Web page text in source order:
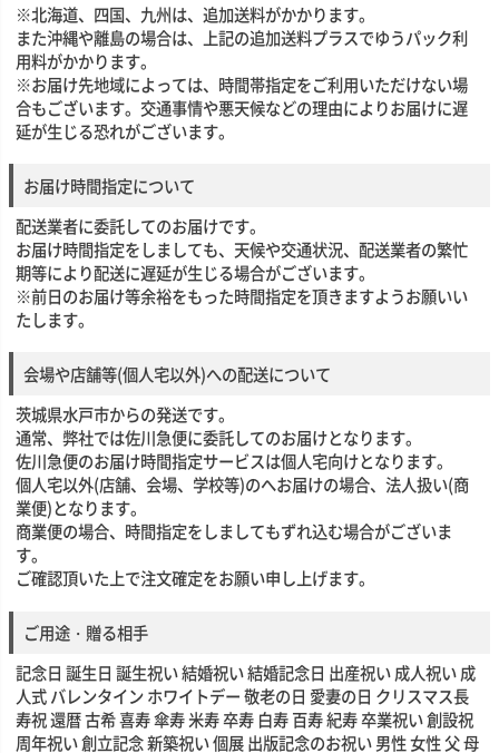
※北海道、四国、九州は、追加送料がかかります。
また沖縄や離島の場合は、上記の追加送料プラスでゆうパック利
用料がかかります。
※お届け先地域によっては、時間帯指定をご利用いただけない場
合もございます。交通事情や悪天候などの理由によりお届けに遅
延が生じる恐れがございます。
お届け時間指定について
配送業者に委託してのお届けです。
お届け時間指定をしましても、天候や交通状況、配送業者の繁忙
期等により配送に遅延が生じる場合がございます。
※前日のお届け等余裕をもった時間指定を頂きますようお願いい
たします。
会場や店舗等(個人宅以外)への配送について
茨城県水戸市からの発送です。
通常、弊社では佐川急便に委託してのお届けとなります。
佐川急便のお届け時間指定サービスは個人宅向けとなります。
個人宅以外(店舗、会場、学校等)のへお届けの場合、法人扱い(商
業便)となります。
商業便の場合、時間指定をしましてもずれ込む場合がございま
す。
ご確認頂いた上で注文確定をお願い申し上げます。
ご用途・贈る相手
記念日 誕生日 誕生祝い 結婚祝い 結婚記念日 出産祝い 成人祝い 成
人式 バレンタイン ホワイトデー 敬老の日 愛妻の日 クリスマス長
寿祝 還暦 古希 喜寿 傘寿 米寿 卒寿 白寿 百寿 紀寿 卒業祝い 創設祝
周年祝い 創立記念 新築祝い 個展 出版記念のお祝い 男性 女性 父 母